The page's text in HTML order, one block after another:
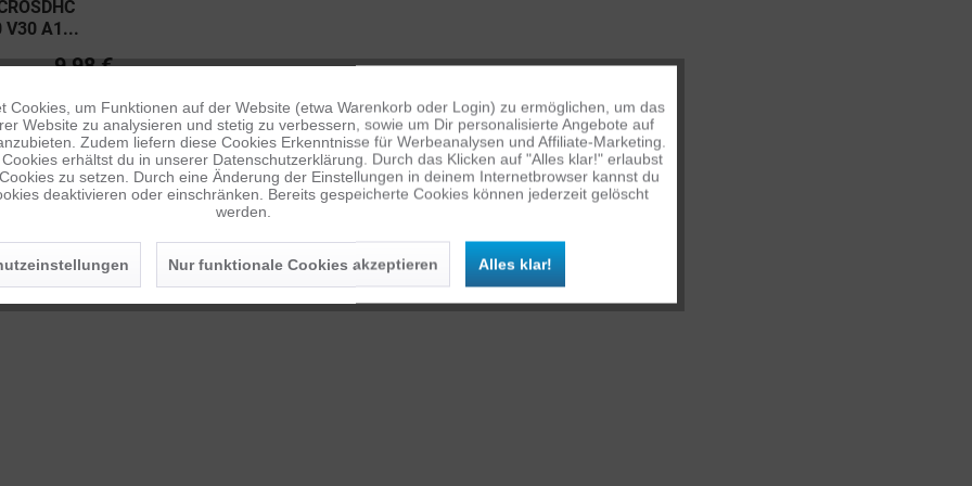
V30 A1...
9,98 €
Aktiv
Inaktiv
Inaktiv
Inaktiv
Cookies, um Funktionen auf der Website (etwa Warenkorb oder Login) zu ermöglichen, um das
Website zu analysieren und stetig zu verbessern, sowie um Dir personalisierte Angebote auf
Zudem liefern diese Cookies Erkenntnisse für Werbeanalysen und Affiliate-Marketing.
erhältst du in unserer Datenschutzerklärung. Durch das Klicken auf "Alles klar!" erlaubst
zu setzen. Durch eine Änderung der Einstellungen in deinem Internetbrowser kannst du
deaktivieren oder einschränken. Bereits gespeicherte Cookies können jederzeit gelöscht
werden.
Nur funktionale Cookies akzeptieren Alles klar!